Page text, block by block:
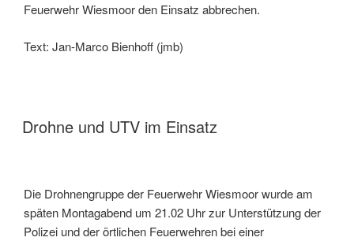
Feuerwehr Wiesmoor den Einsatz abbrechen.
Text: Jan-Marco Bienhoff (jmb)
Drohne und UTV im Einsatz
Die Drohnengruppe der Feuerwehr Wiesmoor wurde am
späten Montagabend um 21.02 Uhr zur Unterstützung der
Polizei und der örtlichen Feuerwehren bei einer